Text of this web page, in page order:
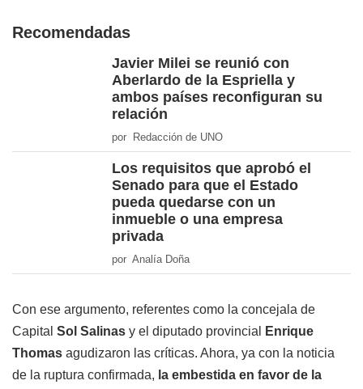
Recomendadas
Javier Milei se reunió con
Aberlardo de la Espriella y
ambos países reconfiguran su
relación
por Redacción de UNO
Los requisitos que aprobó el
Senado para que el Estado
pueda quedarse con un
inmueble o una empresa
privada
por Analía Doña
Con ese argumento, referentes como la concejala de
Capital Sol Salinas y el diputado provincial
Enrique
Thomas agudizaron las críticas. Ahora, ya con la noticia
de la ruptura confirmada, la embestida en favor de la